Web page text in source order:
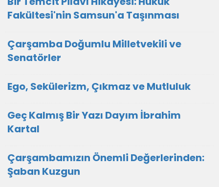
Fakültesi'nin Samsun'a Taşınması
Çarşamba Doğumlu Milletvekili ve
Senatörler
Ego, Sekülerizm, Çıkmaz ve Mutluluk
Geç Kalmış Bir Yazı Dayım İbrahim
Kartal
Çarşambamızın Önemli Değerlerinden:
Şaban Kuzgun